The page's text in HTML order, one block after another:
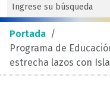
Portada /
Programa de
estrecha lazos con